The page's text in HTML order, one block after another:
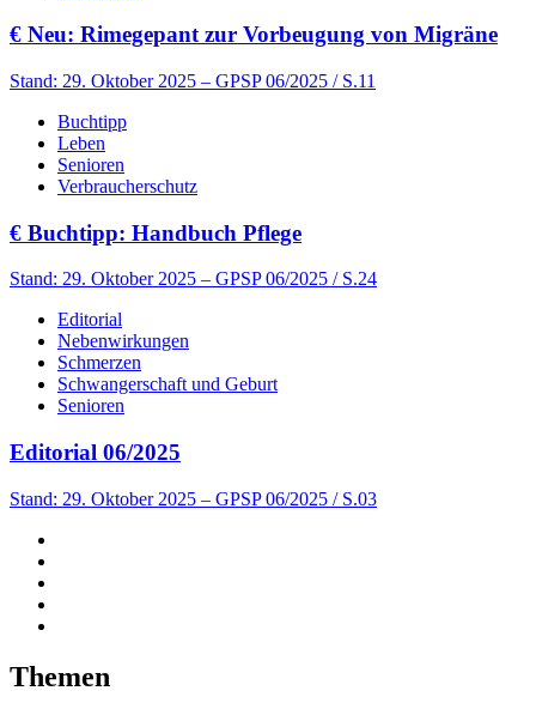
€ Neu: Rimegepant zur Vorbeugung von Migräne
Stand: 29. Oktober 2025 – GPSP 06/2025 / S.11
Buchtipp
Leben
Senioren
Verbraucherschutz
€ Buchtipp: Handbuch Pflege
Stand: 29. Oktober 2025 – GPSP 06/2025 / S.24
Editorial
Nebenwirkungen
Schmerzen
Schwangerschaft und Geburt
Senioren
Editorial 06/2025
Stand: 29. Oktober 2025 – GPSP 06/2025 / S.03
Themen